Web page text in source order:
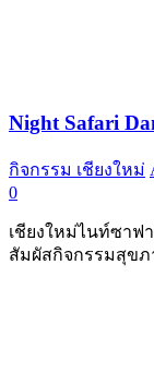
Night Safari
กิจกรรม เชียงใหม่
0
เชียงใหม่ไนท์ซาฟา
สัมผัสกิจกรรมสุข